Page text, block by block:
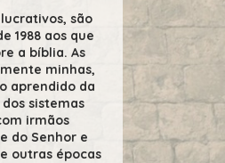
são
1988 aos que
a bíblia. As
minhas,
aprendido da
sistemas
irmãos
do Senhor e
outras épocas